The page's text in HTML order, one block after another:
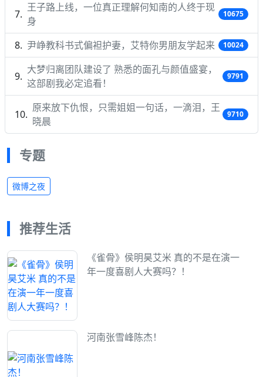
王子路上线，一位真正理解何知南的人终于现
身
10675
尹峥教科书式偏袒护妻，艾特你男朋友学起来 10024
大梦归离团队建设了 熟悉的面孔与颜值盛宴，
这部剧我必定追看！
9791
原来放下仇恨，只需姐姐一句话，一滴泪，王
晓晨
9710
专题
微博之夜
推荐生活
《雀骨》侯明昊艾米 真的不是在演一
年一度喜剧人大赛吗？！
河南张雪峰陈杰！